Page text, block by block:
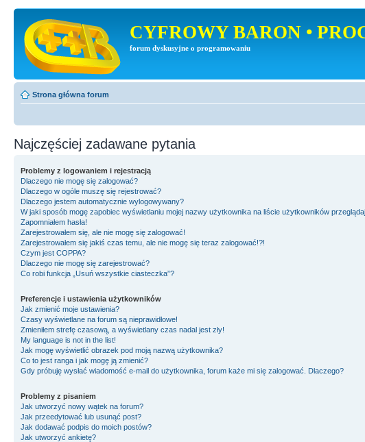
CYFROWY BARON •
forum dyskusyjne o programowaniu
Strona główna forum
Najczęściej zadawane pytania
Problemy z logowaniem i rejestracją
Dlaczego nie mogę się zalogować?
Dlaczego w ogóle muszę się rejestrować?
Dlaczego jestem automatycznie wylogowywany?
W jaki sposób mogę zapobiec wyświetlaniu mojej nazwy użytkownika na liście użytkowników
Zapomniałem hasła!
Zarejestrowałem się, ale nie mogę się zalogować!
Zarejestrowałem się jakiś czas temu, ale nie mogę się teraz zalogować!?!
Czym jest COPPA?
Dlaczego nie mogę się zarejestrować?
Co robi funkcja „Usuń wszystkie ciasteczka”?
Preferencje i ustawienia użytkowników
Jak zmienić moje ustawienia?
Czasy wyświetlane na forum są nieprawidłowe!
Zmieniłem strefę czasową, a wyświetlany czas nadal jest zły!
My language is not in the list!
Jak mogę wyświetlić obrazek pod moją nazwą użytkownika?
Co to jest ranga i jak mogę ją zmienić?
Gdy próbuję wysłać wiadomość e-mail do użytkownika, forum każe mi się zalogować. Dlaczego?
Problemy z pisaniem
Jak utworzyć nowy wątek na forum?
Jak przeedytować lub usunąć post?
Jak dodawać podpis do moich postów?
Jak utworzyć ankietę?